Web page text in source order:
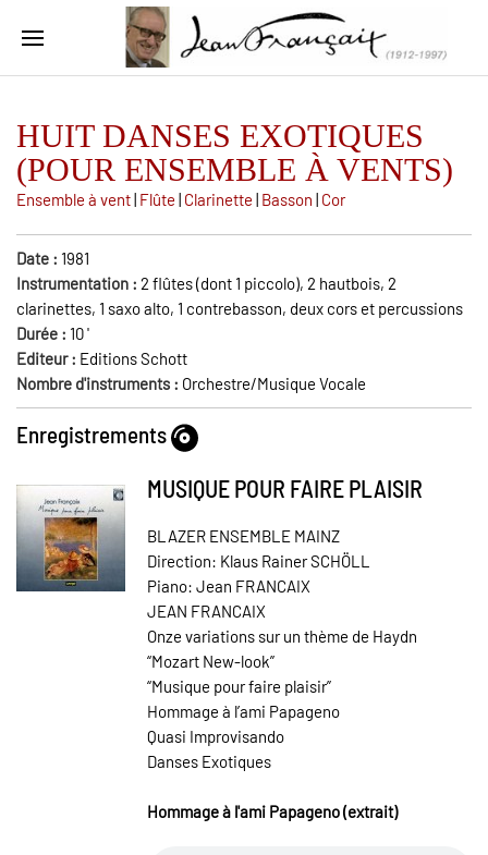
HUIT DANSES EXOTIQUES
(POUR ENSEMBLE À VENTS)
Ensemble à vent| Flûte | Clarinette | Basson | Cor
Date : 1981
Instrumentation : 2 flûtes (dont 1 piccolo), 2 hautbois, 2
clarinettes, 1 saxo alto, 1 contrebasson, deux cors et percussions
Durée : 10'
Editeur : Editions Schott
Nombre d'instruments : Orchestre/Musique Vocale
Enregistrements
MUSIQUE POUR FAIRE PLAISIR
BLAZER ENSEMBLE MAINZ
Direction: Klaus Rainer SCHÖLL
Piano: Jean FRANCAIX
JEAN FRANCAIX
Onze variations sur un thème de Haydn
“Mozart New-look”
“Musique pour faire plaisir”
Hommage à l’ami Papageno
Quasi Improvisando
Danses Exotiques
Hommage à l'ami Papageno (extrait)